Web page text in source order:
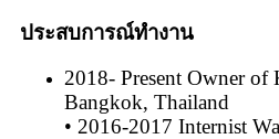
ประสบการณ์ทำงาน
2018- Present Owner
Bangkok, Thailand
• 2016-2017 Internist